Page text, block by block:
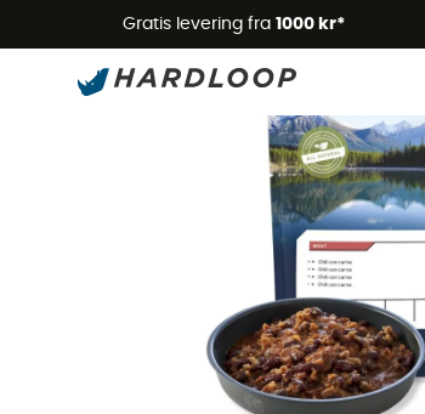
Gratis levering fra 1000 kr*